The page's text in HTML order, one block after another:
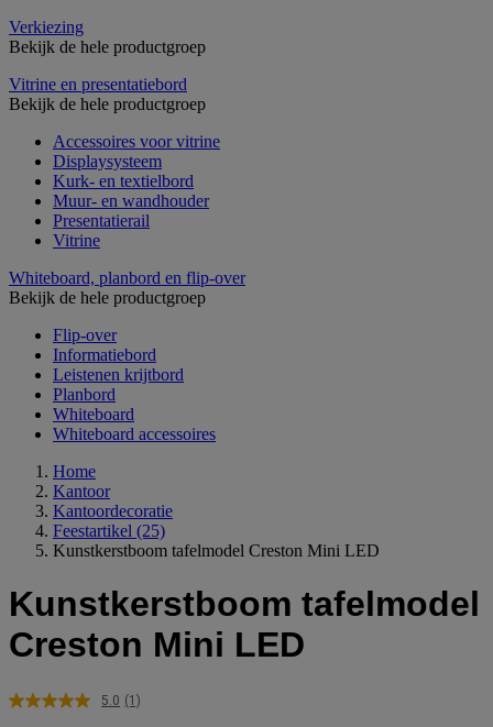
Verkiezing
Bekijk de hele productgroep
Vitrine en presentatiebord
Bekijk de hele productgroep
Accessoires voor vitrine
Displaysysteem
Kurk- en textielbord
Muur- en wandhouder
Presentatierail
Vitrine
Whiteboard, planbord en flip-over
Bekijk de hele productgroep
Flip-over
Informatiebord
Leistenen krijtbord
Planbord
Whiteboard
Whiteboard accessoires
Home
Kantoor
Kantoordecoratie
Feestartikel (25)
Kunstkerstboom tafelmodel Creston Mini LED
Kunstkerstboom tafelmodel
Creston Mini LED
5.0 Lees
(1)